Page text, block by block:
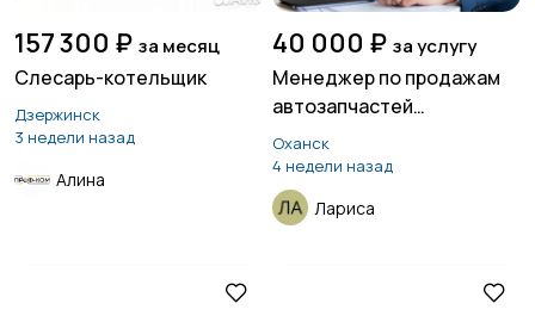
157 300 ₽ за месяц
Слесарь-котельщик
Дзержинск
3 недели назад
Алина
40 000 ₽ за услугу
Менеджер по продажам
автозапчастей
(удаленно)
Оханск
4 недели назад
Лариса